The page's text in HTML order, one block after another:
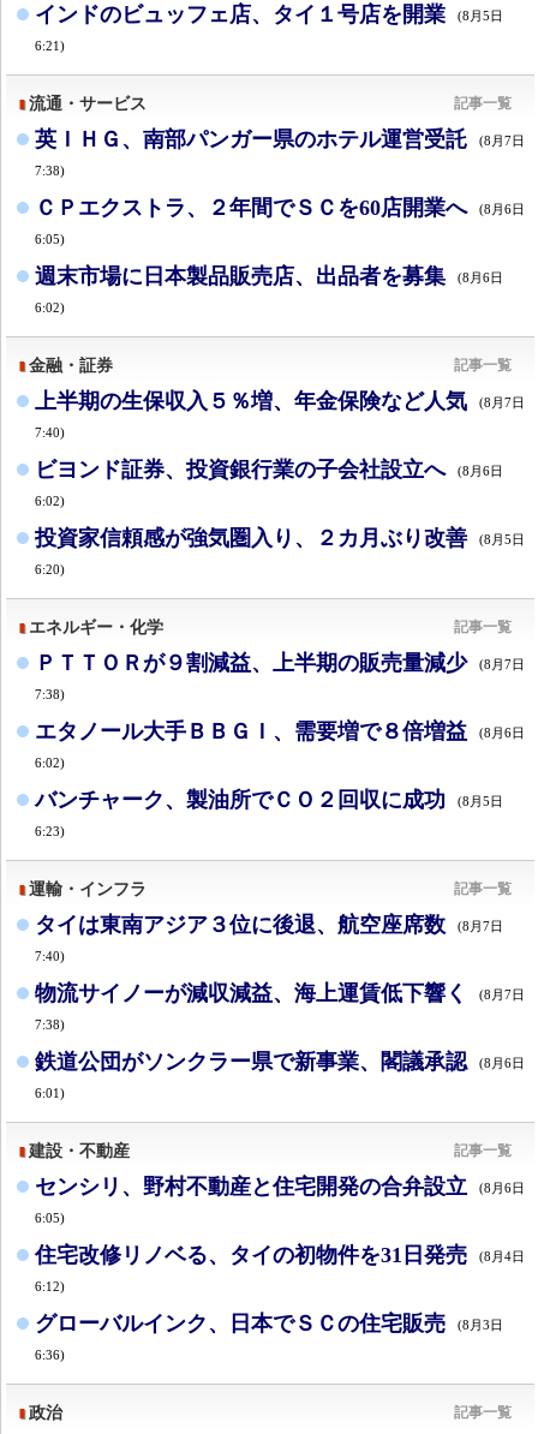
インドのビュッフェ店、タイ１号店を開業 (8月5日
6:21)
流通・サービス 記事一覧
英ＩＨＧ、南部パンガー県のホテル運営受託 (8月7日
7:38)
ＣＰエクストラ、２年間でＳＣを60店開業へ (8月6日
6:05)
週末市場に日本製品販売店、出品者を募集 (8月6日
6:02)
金融・証券 記事一覧
上半期の生保収入５％増、年金保険など人気 (8月7日
7:40)
ビヨンド証券、投資銀行業の子会社設立へ (8月6日
6:02)
投資家信頼感が強気圏入り、２カ月ぶり改善 (8月5日
6:20)
エネルギー・化学 記事一覧
ＰＴＴＯＲが９割減益、上半期の販売量減少 (8月7日
7:38)
エタノール大手ＢＢＧＩ、需要増で８倍増益 (8月6日
6:02)
バンチャーク、製油所でＣＯ２回収に成功 (8月5日
6:23)
運輸・インフラ 記事一覧
タイは東南アジア３位に後退、航空座席数 (8月7日
7:40)
物流サイノーが減収減益、海上運賃低下響く (8月7日
7:38)
鉄道公団がソンクラー県で新事業、閣議承認 (8月6日
6:01)
建設・不動産 記事一覧
センシリ、野村不動産と住宅開発の合弁設立 (8月6日
6:05)
住宅改修リノベる、タイの初物件を31日発売 (8月4日
6:12)
グローバルインク、日本でＳＣの住宅販売 (8月3日
6:36)
政治 記事一覧